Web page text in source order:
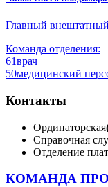
Главный
Команда отделения:
61врач
50медицинский
Контакты
Ординаторская
Справочная
Отделение
КОМАНДА